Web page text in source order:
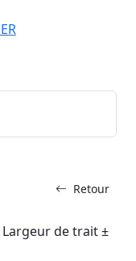
Retour
de trait ±